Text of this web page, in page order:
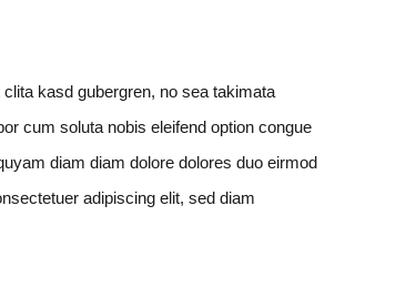
kasd gubergren, no sea takimata
cum soluta nobis eleifend option congue
diam diam dolore dolores duo eirmod
adipiscing elit, sed diam